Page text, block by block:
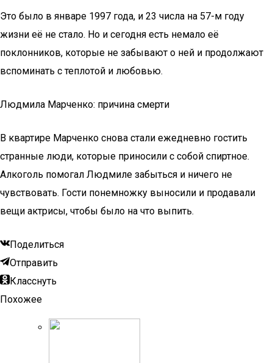
Это было в январе 1997 года, и 23 числа на 57-м году
жизни её не стало. Но и сегодня есть немало её
поклонников, которые не забывают о ней и продолжают
вспоминать с теплотой и любовью.
Людмила Марченко: причина смерти
В квартире Марченко снова стали ежедневно гостить
странные люди, которые приносили с собой спиртное.
Алкоголь помогал Людмиле забыться и ничего не
чувствовать. Гости понемножку выносили и продавали
вещи актрисы, чтобы было на что выпить.
Поделиться
Отправить
Класснуть
Похожее